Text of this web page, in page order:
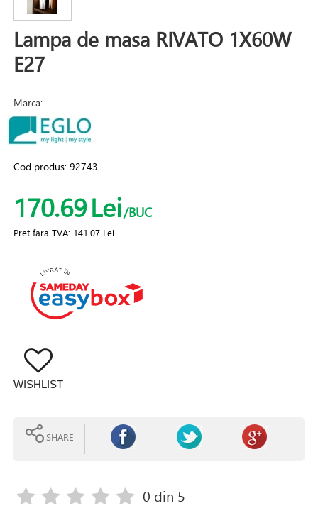
Lampa de masa RIVATO 1X60W
E27
Marca:
Cod produs:92743
170.69Lei/BUC
Pret fara TVA: 141.07 Lei
WISHLIST
SHARE
0 din 5